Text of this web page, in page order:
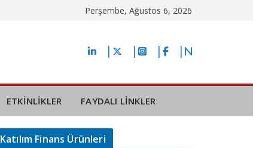
Perşembe, Ağustos 6, 2026
ETKİNLİKLER FAYDALI LİNKLER
Katılım Finans Ürünleri